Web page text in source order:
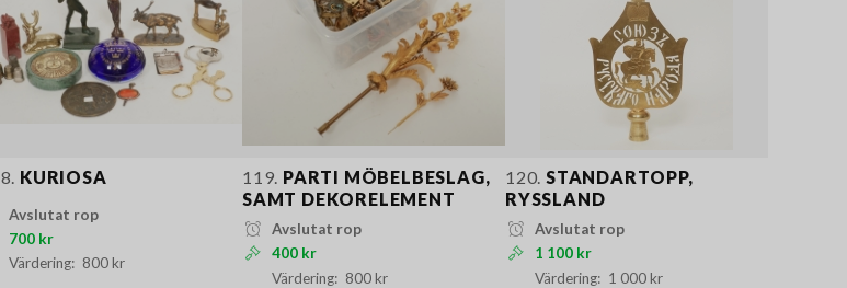
KURIOSA
Avslutat rop
700 kr
800 kr
119. PARTI MÖBELBESLAG,
SAMT DEKORELEMENT
Avslutat rop
400 kr
800 kr
120. STANDARTOPP,
RYSSLAND
Avslutat rop
1 100 kr
1 000 kr